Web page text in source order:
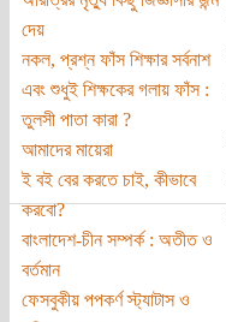
দেয়
নকল, প্রশ্ন ফাঁস শিক্ষার সর্বনাশ
এবং শুধুই শিক্ষকের গলায় ফাঁস :
তুলসী পাতা কারা ?
আমাদের মায়েরা
ই বই বের করতে চাই, কীভাবে
করবো?
বাংলাদেশ-চীন সম্পর্ক : অতীত ও
বর্তমান
ফেসবুকীয় পপকর্ণ স্ট্যাটাস ও